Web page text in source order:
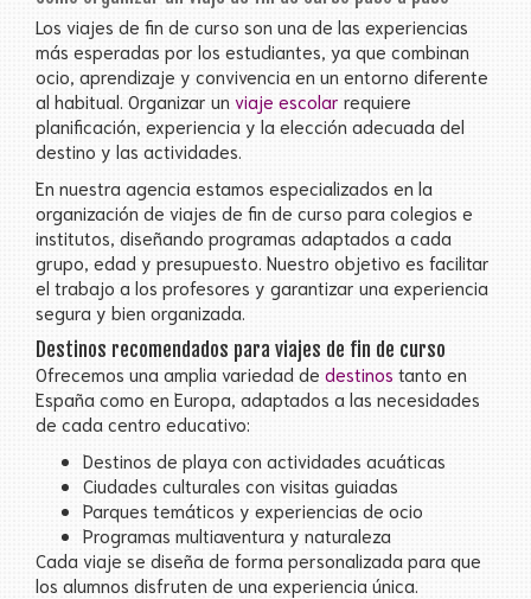
Los viajes de fin de curso son una de las experiencias
más esperadas por los estudiantes, ya que combinan
ocio, aprendizaje y convivencia en un entorno diferente
al habitual. Organizar un viaje escolar requiere
planificación, experiencia y la elección adecuada del
destino y las actividades.
En nuestra agencia estamos especializados en la
organización de viajes de fin de curso para colegios e
institutos, diseñando programas adaptados a cada
grupo, edad y presupuesto. Nuestro objetivo es facilitar
el trabajo a los profesores y garantizar una experiencia
segura y bien organizada.
Destinos recomendados para viajes de fin de curso
Ofrecemos una amplia variedad de destinos tanto en
España como en Europa, adaptados a las necesidades
de cada centro educativo:
Destinos de playa con actividades acuáticas
Ciudades culturales con visitas guiadas
Parques temáticos y experiencias de ocio
Programas multiaventura y naturaleza
Cada viaje se diseña de forma personalizada para que
los alumnos disfruten de una experiencia única.